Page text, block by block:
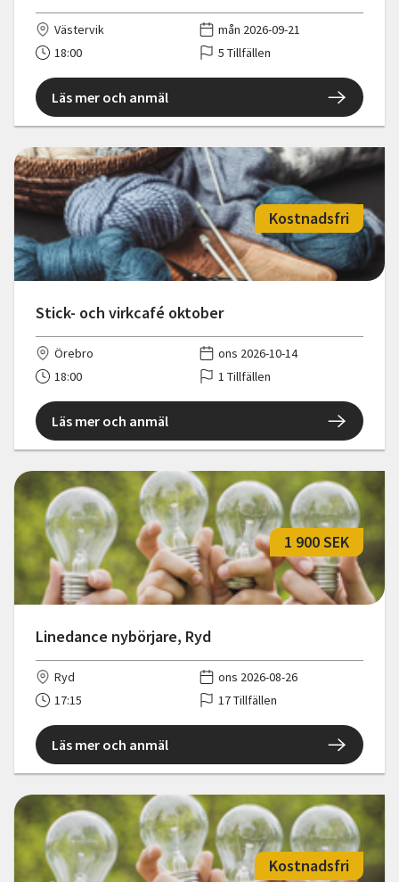
Västervik
mån 2026-09-21
18:00
5 Tillfällen
Läs mer och anmäl
Stick- och virkcafé oktober
Kostnadsfri
Örebro
ons 2026-10-14
18:00
1 Tillfällen
Läs mer och anmäl
Linedance nybörjare, Ryd
1 900 SEK
Ryd
ons 2026-08-26
17:15
17 Tillfällen
Läs mer och anmäl
Kostnadsfri